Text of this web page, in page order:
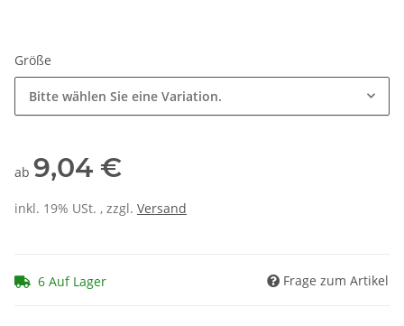
Größe
Bitte wählen Sie eine Variation.
ab 9,04 €
inkl. 19% USt. , zzgl. Versand
6 Auf Lager Frage zum Artikel